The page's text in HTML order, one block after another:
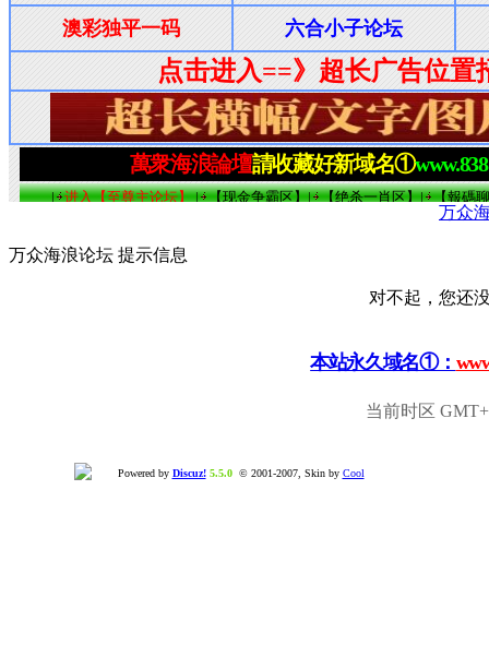
万众
万众海浪论坛 提示信息
对不起，您还
本站永久域名①：
当前时区
Powered by Discuz! 5.5.0© 2001-2007, Skin by Cool